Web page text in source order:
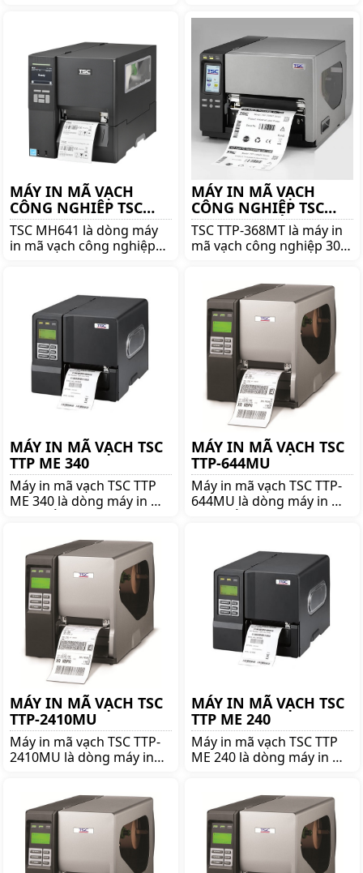
tiếng của hãng TSC. Mua
máy in mã vạch công
nghiệp TSC TTP-2610MT
chính hãng lên ngay
shoppos.vn
MÁY IN MÃ VẠCH
CÔNG NGHIÊP TSC
MH641
TSC MH641 là dòng máy
in mã vạch công nghiệp
nghiệp TSC MH641 chính
hãng giá tốt lên ngay
shoppos.vn
MÁY IN MÃ VẠCH
CÔNG NGHIỆP TSC
TTP-368MT
TSC TTP-368MT là máy in
mã vạch công nghiệp 300
in mã vạch TSC TTP-
368MT chính hãng giá tốt
lên ngay shoppos.vn
MÁY IN MÃ VẠCH TSC
TTP ME 340
Máy in mã vạch TSC TTP
ME 340 là dòng máy in mã
340 lên ngay shoppos.vn
để nhận được nhiều ưu
đãi và giá tốt!!
MÁY IN MÃ VẠCH TSC
TTP-644MU
Máy in mã vạch TSC TTP-
644MU là dòng máy in mã
644MU lên ngay
shoppos.vn để nhận được
nhiều ưu đãi và giá tốt!!
MÁY IN MÃ VẠCH TSC
TTP-2410MU
Máy in mã vạch TSC TTP-
2410MU là dòng máy in
2410MU lên ngay
shoppos.vn để nhận được
nhiều ưu đãi và giá tốt!!
MÁY IN MÃ VẠCH TSC
TTP ME 240
Máy in mã vạch TSC TTP
ME 240 là dòng máy in mã
240 lên ngay shoppos.vn
để nhận được nhiều ưu
đãi và giá tốt!!